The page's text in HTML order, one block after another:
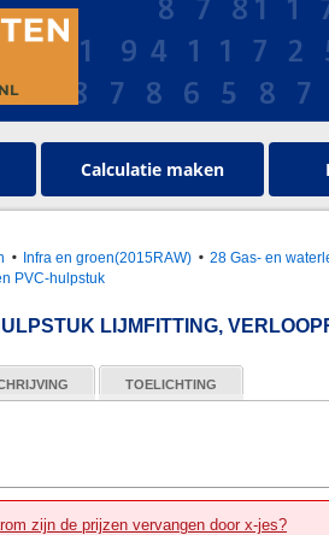
Calculatie maken
Infra en groen(2015RAW)
28 Gas- en
PVC-hulpstuk
LIJMFITTING,
TOELICHTING
zijn de prijzen vervangen door x-jes?